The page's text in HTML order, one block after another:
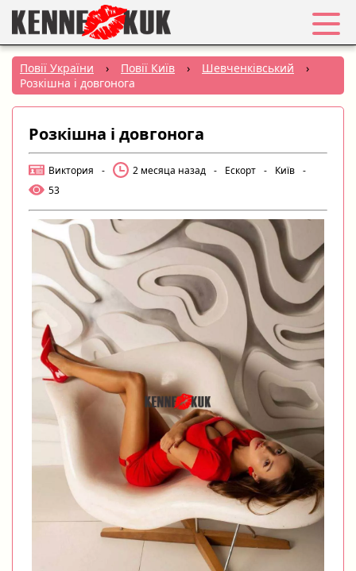
Обране
Вхід
Реєстрація
Міста:
РУС|
УКР
Створити оголошення
Повії України › Повії Київ › Шевченківський
›
Розкішна і довгонога
Розкішна і довгонога
Виктория - 2 месяца назад - Ескорт - Київ -
53